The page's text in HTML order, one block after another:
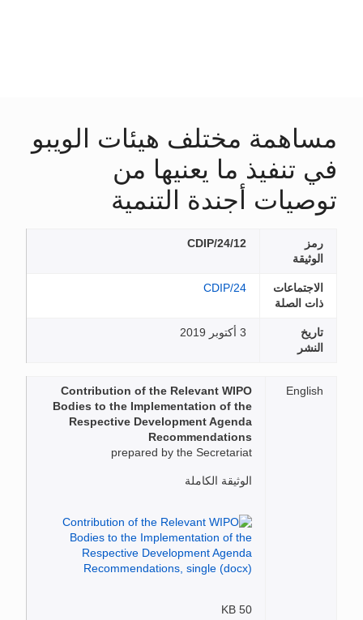
مساهمة مختلف هيئات الويبو
في تنفيذ ما يعنيها من
توصيات أجندة التنمية
رمز
الوثيقة
CDIP/24/12
الاجتماعات
ذات الصلة
CDIP/24
تاريخ
النشر
3 أكتوبر 2019
English
Contribution of the Relevant WIPO
Bodies to the Implementation of the
Respective Development Agenda
Recommendations
prepared by the Secretariat
الوثيقة الكاملة
50 KB